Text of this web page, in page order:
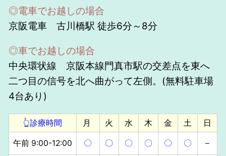
◎電車でお越しの場合
京阪電車 古川橋駅 徒歩6分～8分
◎車でお越しの場合
中央環状線 京阪本線門真市駅の交差点を東へ
二つ目の信号を北へ曲がって左側。(無料駐車場
4台あり)
👆診療時間 月 火 水 木 金 土 日
午前 9:00-12:00 〇 〇 〇 〇 〇 〇
–